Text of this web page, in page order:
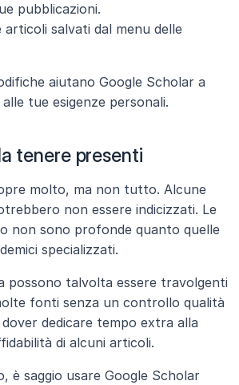
pubblicazioni.
articoli salvati dal menu delle
aiutano Google Scholar a
tue esigenze personali.
tenere presenti
molto, ma non tutto. Alcune
non essere indicizzati. Le
non sono profonde quanto quelle
specializzati.
possono talvolta essere travolgenti
fonti senza un controllo qualità
dedicare tempo extra alla
di alcuni articoli.
è saggio usare Google Scholar